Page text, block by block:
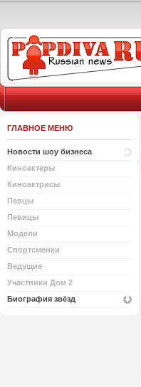
ГЛАВНОЕ МЕНЮ
Новости шоу бизнеса
Киноактеры
Киноактрисы
Певцы
Певицы
Модели
Спортсменки
Ведущие
Участники Дом 2
Биография звёзд